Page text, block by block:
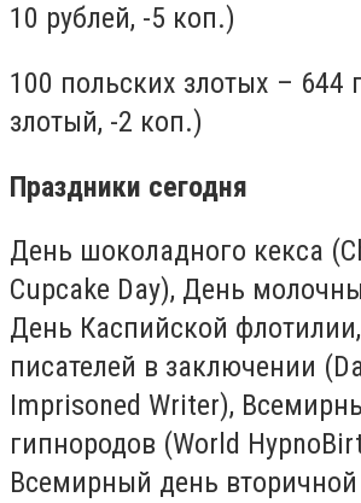
10 рублей, -5 коп.)
100 польских злотых – 644
злотый, -2 коп.)
Праздники сегодня
День шоколадного кекса
Cupcake Day), День
День Каспийской флотилии
писателей в заключении
Imprisoned Writer),
гипнородов (World
Всемирный день вторичной